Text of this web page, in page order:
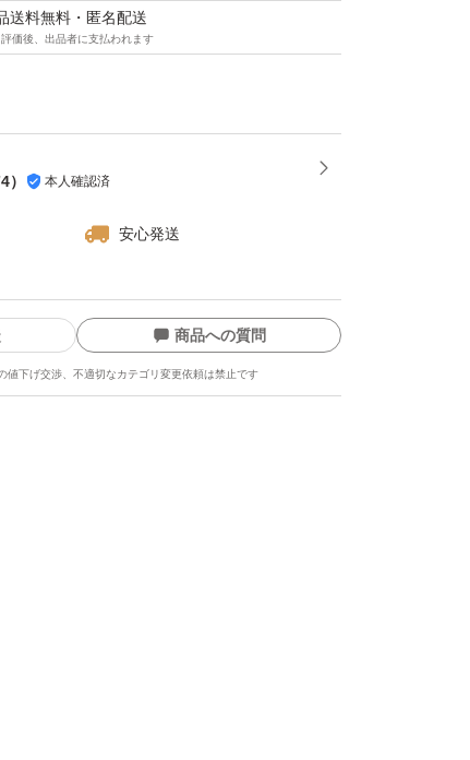
送料無料・匿名配送
価後、出品者に支払われます
） 本人確認済
安心発送
商品への質問
値下げ交渉、不適切なカテゴリ変更依頼は禁止です